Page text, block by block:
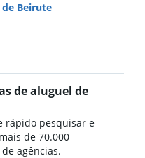
Beirute
de aluguel de
rápido pesquisar e
de 70.000
agências.